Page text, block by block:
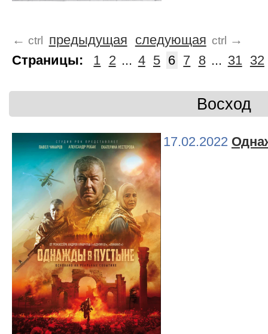
← ctrl предыдущая следующая ctrl
→
Страницы:
1 2 ... 4 5 6 7 8 ... 31 32
Восход
17.02.2022